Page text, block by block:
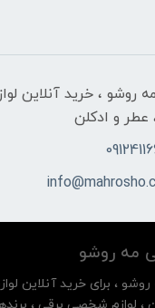
رو‌شو ، خرید آنلاین
عطر و ادکلن
مه‌ رو‌شو
، برای خرید آنلاین
، لوازم شخصی برقی ،